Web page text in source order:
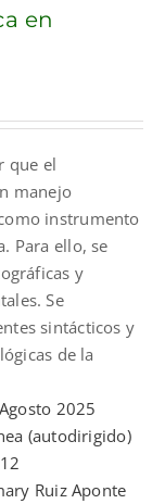
en
que el
manejo
instrumento
Para ello, se
y
Se
sintácticos y
de la
2025
(autodirigido)
12
Ruiz Aponte